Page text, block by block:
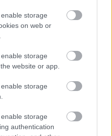
storage
on web or
storage
website or app.
storage
storage
authentication